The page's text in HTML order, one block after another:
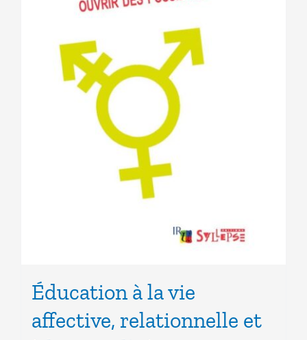
Éducation à la vie
affective, relationnelle et